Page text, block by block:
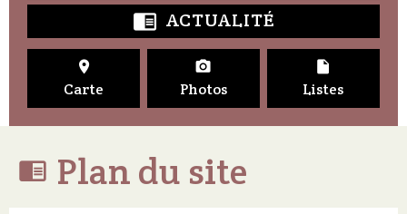
 ACTUALITÉ

Carte

Photos

Listes
 Plan du site